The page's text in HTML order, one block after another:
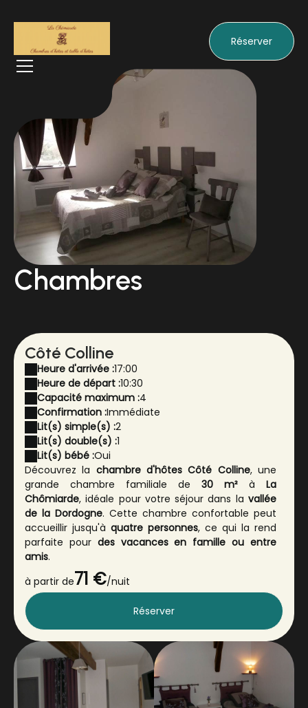
Réserver
Chambres
Côté Colline
Heure d'arrivée :17:00
Heure de départ :10:30
Capacité maximum :4
Confirmation :Immédiate
Lit(s) simple(s) :2
Lit(s) double(s) :1
Lit(s) bébé :Oui
Découvrez la chambre d'hôtes Côté Colline, une
grande chambre familiale de 30 m² à La
Chômiarde, idéale pour votre séjour dans la vallée
de la Dordogne. Cette chambre confortable peut
accueillir jusqu'à quatre personnes, ce qui la rend
parfaite pour des vacances en famille ou entre
amis.
La chambre
Côté Colline
séparéscommunicants, offrant intimité et confort
pour tous les occupants. Elle est équipée de
qualité
salle de bain privative moderne avec
douche
, de sanitaires séparés et de tout le confort
attendu pour un séjour reposant dans le Lot.
La petite touche de lavande dans la chambreCôté
Collineest un clin d'oeil à la culture de cette plante
qui revient
progressivement dans la région.
à partir de71 €/nuit
Réserver